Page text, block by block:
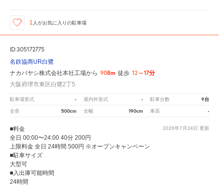
1 人がお気に入りの駐車場
ID:305172775
名鉄協商UR白鷺
ナカバヤシ株式会社本社工場から 908m 徒歩 12～17分
大阪府堺市東区白鷺2丁5
駐車場形式 - 屋内外形式 - 駐車台数 9台
全長 500cm 全幅 190cm 車高 -
2026年7月24日 更新
■料金
全日 00:00〜24:00 40分 200円
上限料金 全日 24時間 500円 ※オープンキャンペーン
■駐車サイズ
大型可
■入出庫可能時間
24時間